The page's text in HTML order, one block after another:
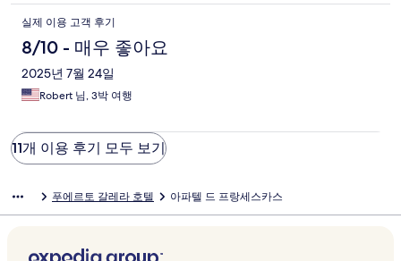
실제 이용 고객 후기
8/10 - 매우 좋아요
2025년 7월 24일
Robert 님, 3박 여행
11개 이용 후기 모두 보기
푸에르토 갈레라 호텔 아파텔 드 프랑세스카스